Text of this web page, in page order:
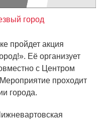
город
пройдет акция
Её организует
с Центром
проходит
города.